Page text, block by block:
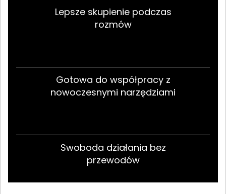
Lepsze skupienie podczas
rozmów
Gotowa do współpracy z
nowoczesnymi narzędziami
Swoboda działania bez
przewodów